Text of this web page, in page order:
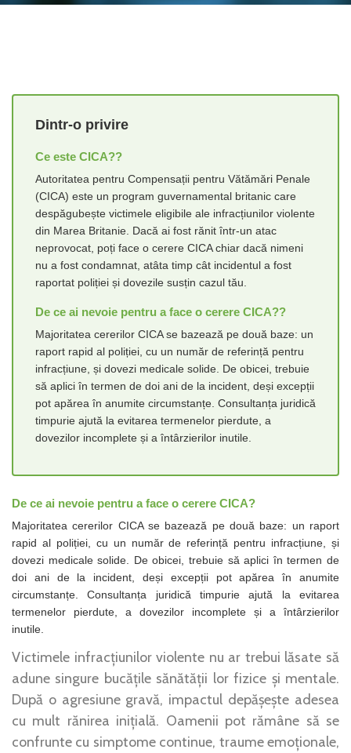
Dintr-o privire
Ce este CICA??
Autoritatea pentru Compensații pentru Vătămări Penale
(CICA) este un program guvernamental britanic care
despăgubește victimele eligibile ale infracțiunilor violente
din Marea Britanie. Dacă ai fost rănit într-un atac
neprovocat, poți face o cerere CICA chiar dacă nimeni
nu a fost condamnat, atâta timp cât incidentul a fost
raportat poliției și dovezile susțin cazul tău.
De ce ai nevoie pentru a face o cerere CICA??
Majoritatea cererilor CICA se bazează pe două baze: un
raport rapid al poliției, cu un număr de referință pentru
infracțiune, și dovezi medicale solide. De obicei, trebuie
să aplici în termen de doi ani de la incident, deși excepții
pot apărea în anumite circumstanțe. Consultanța juridică
timpurie ajută la evitarea termenelor pierdute, a
dovezilor incomplete și a întârzierilor inutile.
De ce ai nevoie pentru a face o cerere CICA?
Majoritatea cererilor CICA se bazează pe două baze: un raport
rapid al poliției, cu un număr de referință pentru infracțiune, și
dovezi medicale solide. De obicei, trebuie să aplici în termen de
doi ani de la incident, deși excepții pot apărea în anumite
circumstanțe. Consultanța juridică timpurie ajută la evitarea
termenelor pierdute, a dovezilor incomplete și a întârzierilor
inutile.
Victimele infracțiunilor violente nu ar trebui lăsate să
adune singure bucățile sănătății lor fizice și mentale.
După o agresiune gravă, impactul depășește adesea
cu mult rănirea inițială. Oamenii pot rămâne să se
confrunte cu simptome continue, traume emoționale,